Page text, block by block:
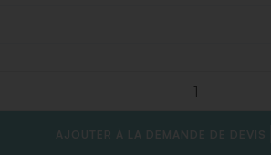
AJOUTER À LA DEMANDE DE DEVIS